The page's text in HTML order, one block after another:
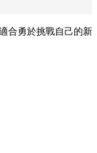
合勇於挑戰自己的新